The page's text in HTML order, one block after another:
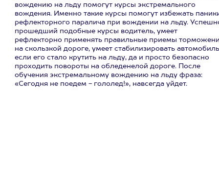
вождению на льду помогут курсы экстремального
вождения. Именно такие курсы помогут избежать
рефлекторного паралича при вождении на льду.
прошедший подобные курсы водитель, умеет
рефлекторно применять правильные приемы
на скользкой дороге, умеет стабилизировать
если его стало крутить на льду, да и просто безопасно
проходить повороты на обледенелой дороге. После
обучения экстремальному вождению на льду фраза:
«Сегодня не поедем - гололед!», навсегда уйдет.